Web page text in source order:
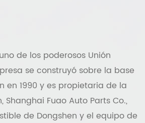
de los poderosos Unión
se construyó sobre la base
1990 y es propietaria de la
Fuao Auto Parts Co.,
de Dongshen y el equipo de